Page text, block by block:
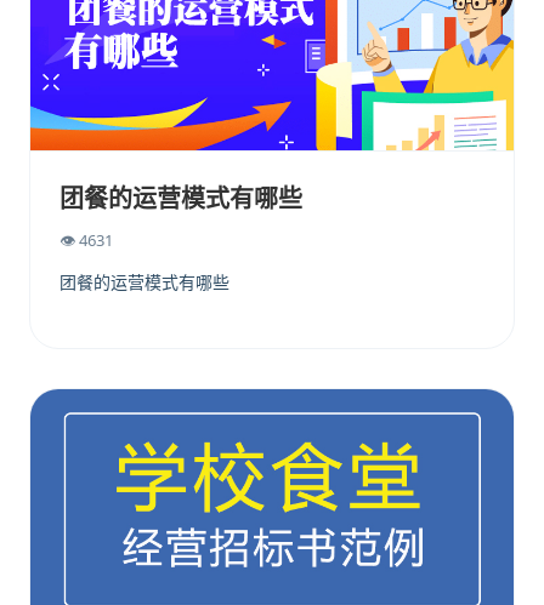
团餐的运营模式有哪些
👁 4631
团餐的运营模式有哪些